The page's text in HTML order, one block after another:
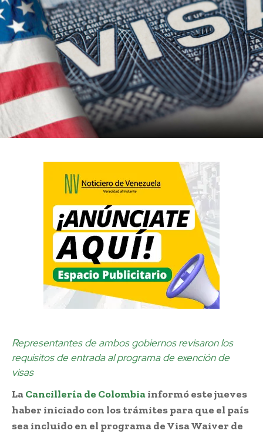
Representantes de ambos gobiernos revisaron los
requisitos de entrada al programa de exención de
visas
LaCancillería de Colombiainformó este jueves
haber iniciado con los trámites para que el país
sea incluido en el programa de Visa Waiver de